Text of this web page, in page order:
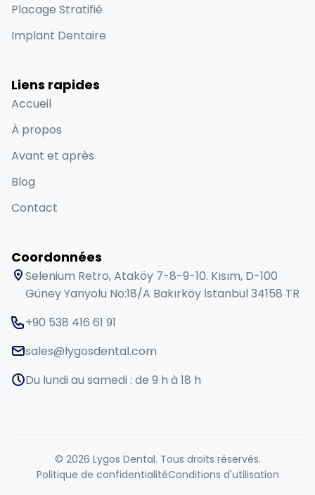
Placage Stratifié
Implant Dentaire
Liens rapides
Accueil
À propos
Avant et après
Blog
Contact
Coordonnées
Selenium Retro, Ataköy 7-8-9-10. Kısım, D-100
Güney Yanyolu No:18/A Bakırköy İstanbul 34158 TR
+90 538 416 61 91
sales@lygosdental.com
Du lundi au samedi : de 9 h à 18 h
© 2026 Lygos Dental. Tous droits réservés.
Politique de confidentialitéConditions d'utilisation